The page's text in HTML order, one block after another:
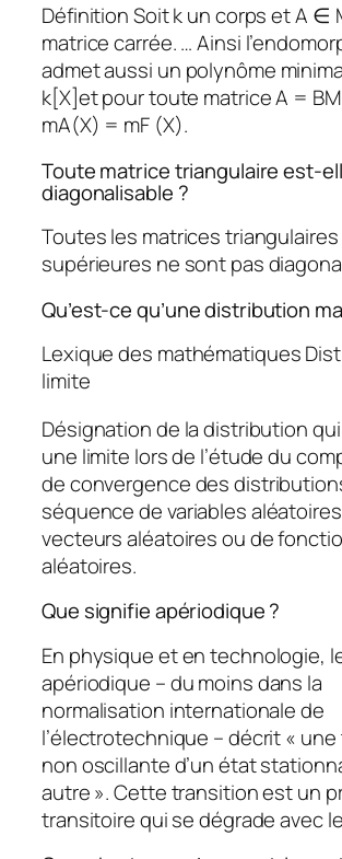
Définition Soit k un corps et A ∈
matrice carrée. … Ainsi
admet aussi un polynôme
k[X]et pour toute matrice A =
mA(X) = mF (X).
Toute matrice triangulaire est-
diagonalisable ?
Toutes les matrices triangulaires
supérieures ne sont pas
Qu’est-ce qu’une distribution
Lexique des mathématiques
limite
Désignation de la distribution
une limite lors de l’étude du
de convergence des
séquence de variables
vecteurs aléatoires ou de
aléatoires.
Que signifie apériodique ?
En physique et en technologie,
apériodique – du moins dans la
normalisation internationale de
l’électrotechnique – décrit «
non oscillante d’un état
autre ». Cette transition est un
transitoire qui se dégrade avec